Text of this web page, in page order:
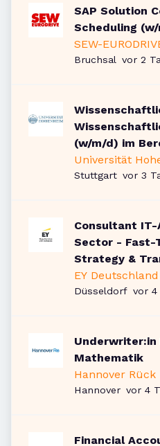
SAP Solution
Scheduling
SEW-
Bruchsal vor 2
(w/m/d) im
Universität
Stuttgart vor 3
Consultant
Sector - Fast-
Strategy &
(w/m/d)
EY Deutschland
Düsseldorf vor 4
Mathematik
Hannover Rück
Hannover vor 4
Financial